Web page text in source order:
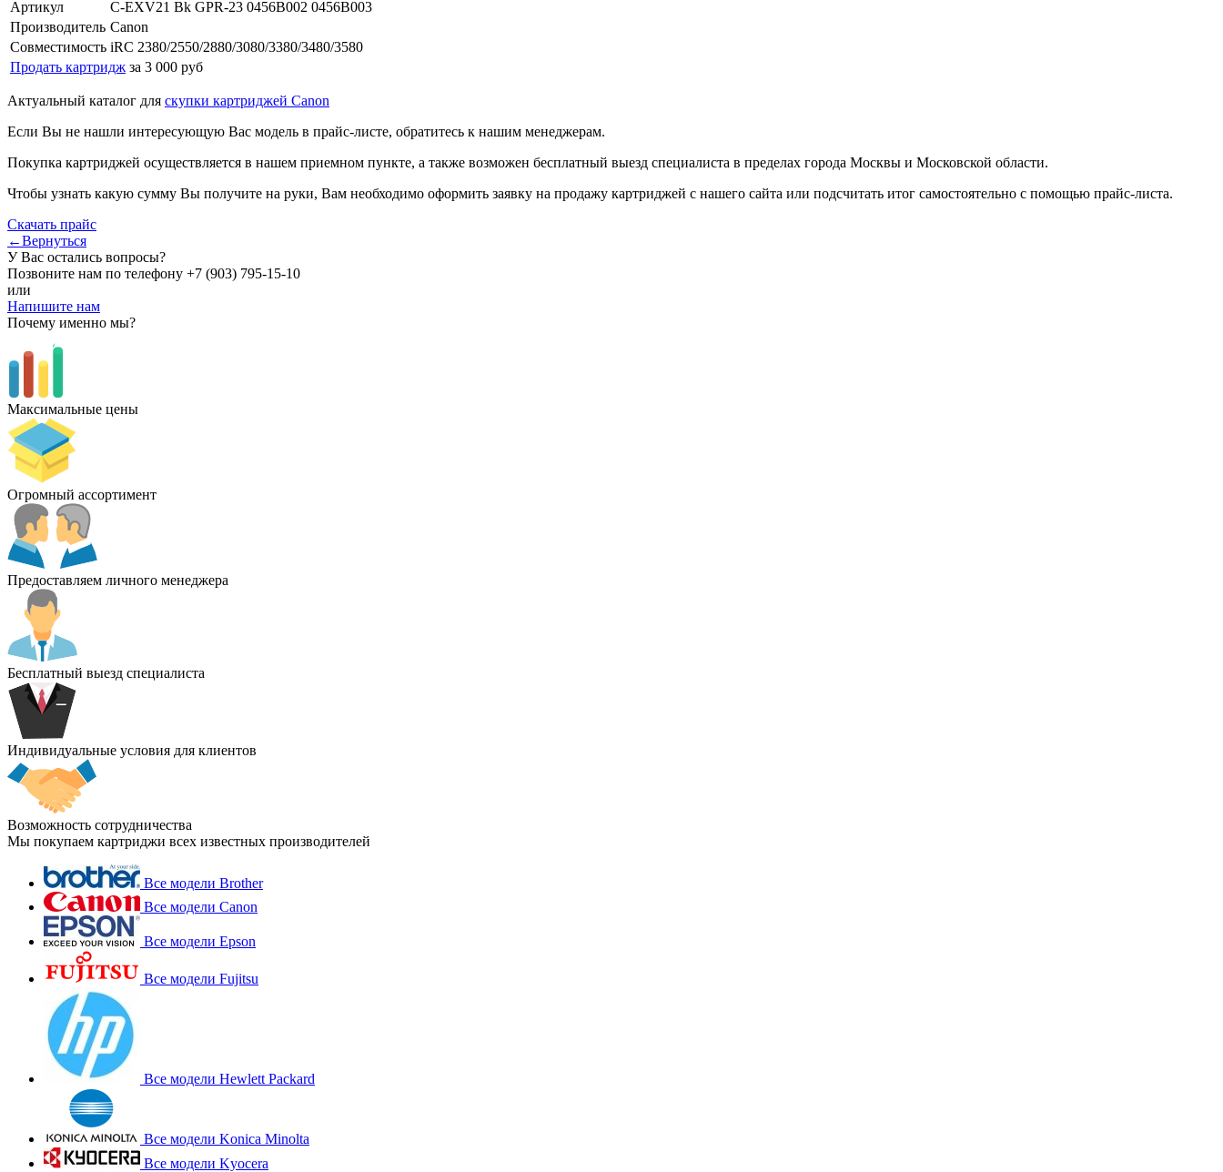
Артикул
C-EXV21 Bk GPR-23 0456B002 0456B003
Производитель Canon
Совместимость iRC 2380/2550/2880/3080/3380/3480/3580
Продать картридж за 3 000 руб
Актуальный каталог для скупки картриджей Canon
Если Вы не нашли интересующую Вас модель в прайс-листе, обратитесь к нашим менеджерам.
Покупка картриджей осуществляется в нашем приемном пункте, а также возможен бесплатный выезд специалиста в пределах города Москвы и Московской области.
Чтобы узнать какую сумму Вы получите на руки, Вам необходимо оформить заявку на продажу картриджей с нашего сайта или подсчитать итог самостоятельно с помощью прайс-листа.
Скачать прайс
←Вернуться
У Вас остались вопросы?
Позвоните нам по телефону +7 (903) 795-15-10
или
Напишите нам
Почему именно мы?
Максимальные цены
Огромный ассортимент
Предоставляем личного менеджера
Бесплатный выезд специалиста
Индивидуальные условия для клиентов
Возможность сотрудничества
Мы покупаем картриджи всех известных производителей
Все модели Brother
Все модели Canon
Все модели Epson
Все модели Fujitsu
Все модели Hewlett Packard
Все модели Konica Minolta
Все модели Kyocera